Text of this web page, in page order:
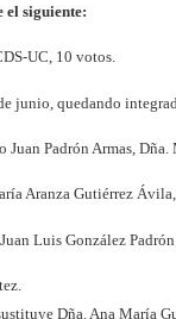
el siguiente:
UC, 10 votos.
junio, quedando
Juan Padrón Armas,
Aranza Gutiérrez
Luis González Padrón.
Dña. Ana María